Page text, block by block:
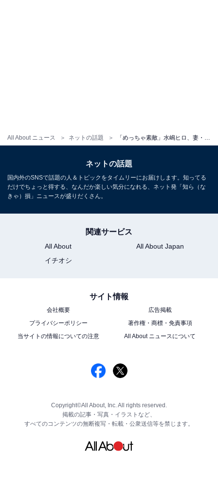
All About ニュース ネットの話題
ネットの話題
国内外のSNSで話題の人＆トピックをタイムリーにお届けします。知ってる
だけでちょっと得する、なんだか楽しい気分になれる、ネット発「知ら（な
きゃ）損」ニュースが盛りだくさん。
関連サービス
All About
All About Japan
イチオシ
サイト情報
会社概要
広告掲載
プライバシーポリシー
著作権・商標・免責事項
当サイトの情報についての注意
All About ニュースについて
Copyright©All About, Inc. All rights reserved.
掲載の記事・写真・イラストなど、
すべてのコンテンツの無断複写・転載・公衆送信等を禁じます。